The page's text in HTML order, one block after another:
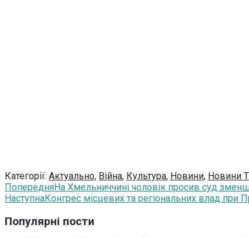
Категорії: Актуально, Війна, Культура, Новини, Новини
ПопередняНа Хмельниччині чоловік просив суд
НаступнаКонгрес місцевих та регіональних влад при
Популярні пости